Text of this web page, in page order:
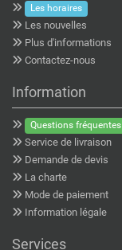
Les horaires
Les nouvelles
Plus d'informations
Contactez-nous
Information
Questions fréquentes
Service de livraison
Demande de devis
La charte
Mode de paiement
Information légale
Services